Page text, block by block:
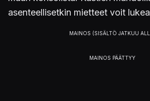
asenteellisetkin mietteet voit lukea